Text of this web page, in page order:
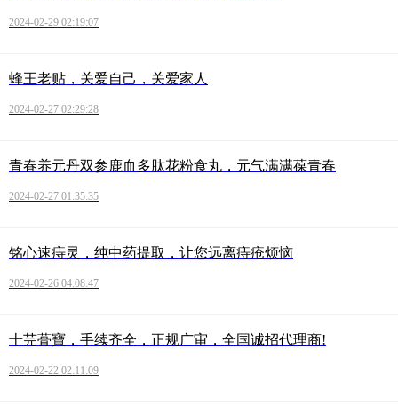
2024-02-29 02:19:07
蜂王老贴，关爱自己，关爱家人
2024-02-27 02:29:28
青春养元丹双参鹿血多肽花粉食丸，元气满满葆青春
2024-02-27 01:35:35
铭心速痔灵，纯中药提取，让您远离痔疮烦恼
2024-02-26 04:08:47
十芫蓇寶，手续齐全，正规广审，全国诚招代理商!
2024-02-22 02:11:09